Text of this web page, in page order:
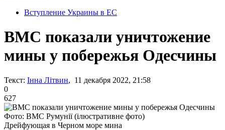
Вступление Украины в ЕС
ВМС показали уничтожение
мины у побережья Одесчины
Текст: Інна Літвин, 11 декабря 2022, 21:58
0
627
Фото: ВМС Румунії (ілюстративне фото)
Дрейфующая в Черном море мина